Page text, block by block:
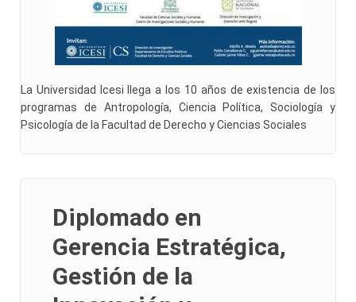
La Universidad Icesi llega a los 10 años de existencia de los
programas de Antropología, Ciencia Política, Sociología y
Psicología de la Facultad de Derecho y Ciencias Sociales
Diplomado en
Gerencia Estratégica,
Gestión de la